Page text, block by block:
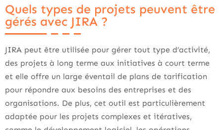
Quels types de projets peuvent être
gérés avec JIRA ?
JIRA peut être utilisée pour gérer tout type d’activité,
des projets à long terme aux initiatives à court terme
et elle offre un large éventail de plans de tarification
pour répondre aux besoins des entreprises et des
organisations. De plus, cet outil est particulièrement
adaptée pour les projets complexes et itératives,